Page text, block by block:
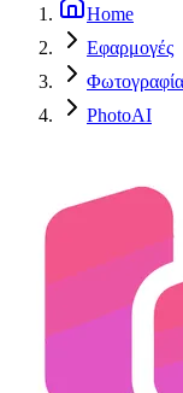
Home
Εφαρμογές
PhotoAI